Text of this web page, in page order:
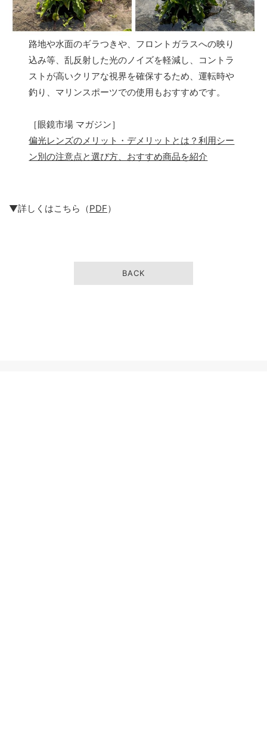
路地や水面のギラつきや、フロントガラスへの映り
込み等、乱反射した光のノイズを軽減し、コントラ
ストが高いクリアな視界を確保するため、運転時や
釣り、マリンスポーツでの使用もおすすめです。
［眼鏡市場 マガジン］
偏光レンズのメリット・デメリットとは？利用シー
ン別の注意点と選び方、おすすめ商品を紹介
▼詳しくはこちら（PDF）
BACK